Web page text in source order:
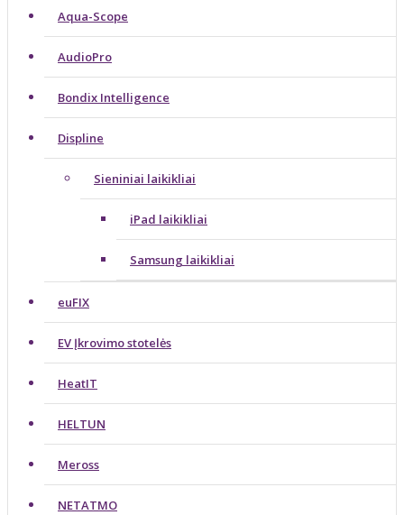
Aqua-Scope
AudioPro
Bondix Intelligence
Displine
Sieniniai laikikliai
iPad laikikliai
Samsung laikikliai
euFIX
EV Įkrovimo stotelės
HeatIT
HELTUN
Meross
NETATMO